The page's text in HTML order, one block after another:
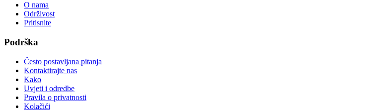
O nama
Održivost
Pritisnite
Podrška
Često postavljana pitanja
Kontaktirajte nas
Kako
Uvjeti i odredbe
Pravila o privatnosti
Kolačići